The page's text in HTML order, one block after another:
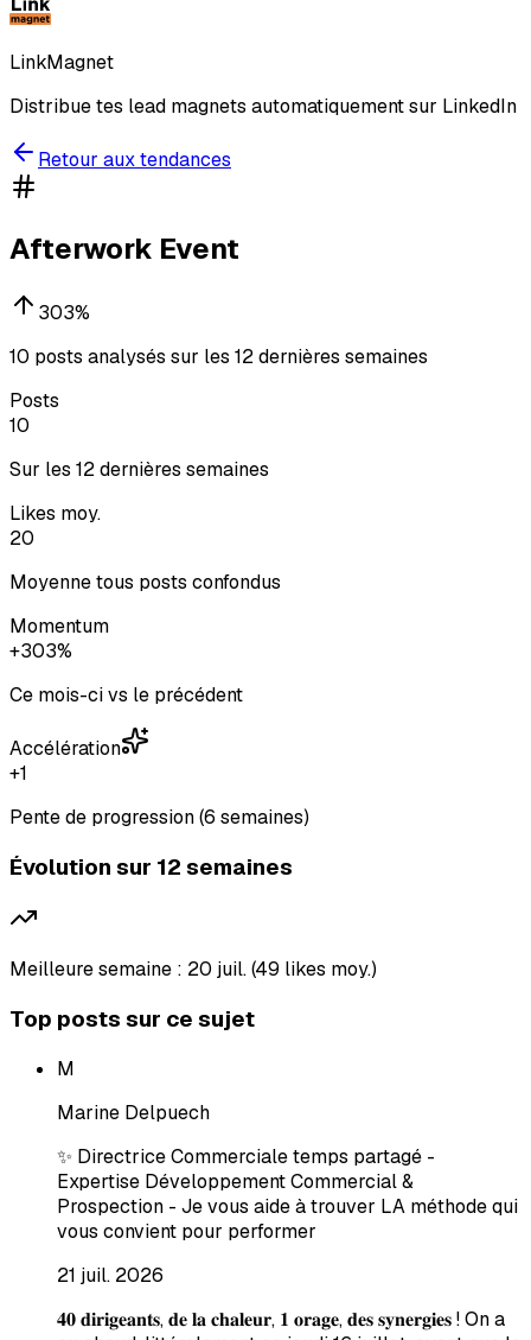
LinkMagnet
Distribue tes lead magnets automatiquement sur LinkedIn
Retour aux tendances
Afterwork Event
303%
10 posts analysés sur les 12 dernières semaines
Posts
10
Sur les 12 dernières semaines
Likes moy.
20
Moyenne tous posts confondus
Momentum
+303%
Ce mois-ci vs le précédent
Accélération
+1
Pente de progression (6 semaines)
Évolution sur 12 semaines
Meilleure semaine : 20 juil. (49 likes moy.)
Top posts sur ce sujet
M
Marine Delpuech
✨ Directrice Commerciale temps partagé -
Expertise Développement Commercial &
Prospection - Je vous aide à trouver LA méthode qui
vous convient pour performer
21 juil. 2026
𝟒𝟎 𝐝𝐢𝐫𝐢𝐠𝐞𝐚𝐧𝐭𝐬, 𝐝𝐞 𝐥𝐚 𝐜𝐡𝐚𝐥𝐞𝐮𝐫, 𝟏 𝐨𝐫𝐚𝐠𝐞, 𝐝𝐞𝐬 𝐬𝐲𝐧𝐞𝐫𝐠𝐢𝐞𝐬 ! On a